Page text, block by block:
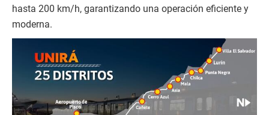
hasta 200 km/h, garantizando una operación eficiente y
moderna.